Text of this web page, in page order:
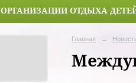
ОТДЫХА
Главная →